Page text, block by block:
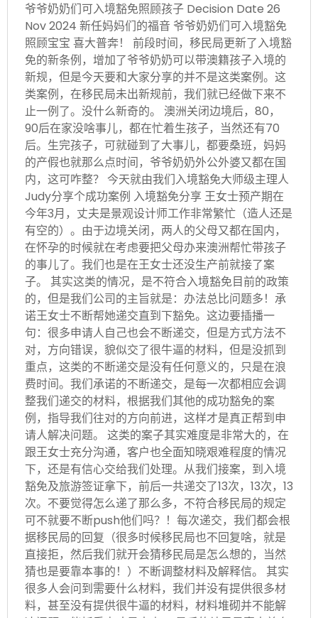
爷爷奶奶们可入境豁免照顾孩子 Decision Date 26
Nov 2024 新任妈妈们的福音 爷爷奶奶们可入境豁免
照顾宝宝 喜大普奔！ 前段时间，移民局更新了入境豁
免的新条例，增加了爷爷奶奶可以带澳籍孩子入境的
新规，但是今天要和大家分享的并不是这类案例。这
类案例，在移民局未出新规前，我们就已经做下来不
止一例了。没什么新奇的。 澳洲关闭边境后，80，
90后在家没啥事儿，都在忙着生孩子，当然还有70
后。生完孩子，可就碰到了大事儿，都要桑班，妈妈
的产假也就那么点时间，爷爷奶奶外公外婆又都在国
内，这可咋整？ 今天就由我们入境豁免大师级主理人
Judy分享个成功案例 入境豁免分享 王女士预产期在
今年3月，丈夫是景观设计师工作非常繁忙（造人还是
有空的）。由于边境关闭，两人的父母又都在国内，
在怀孕的时候就在考虑要把父母办来澳洲帮忙带孩子
的事儿了。我们也是在王女士还没生产前就接了案
子。 其实这类的情况，是不符合入境豁免目前的政策
的，但是我们公司的主旨就是：办法总比问题多！承
诺王女士不断帮她递交直到下豁免。这边要插播一
句：很多申请人自己也会不断递交，但是方式方法不
对，方向错误，貌似交了很牛逼的材料，但是没抓到
重点，这类的不断递交是没有任何意义的，只是在浪
费时间。我们承诺的不断递交，是每一次都相应会调
整我们递交的材料，根据我们其他的成功豁免的案
例，指导我们往对的方向前进，这样才是真正帮到申
请人解决问题。 这类的案子其实难度是非常大的，在
跟王女士充分沟通，客户也全面知晓艰难程度的情况
下，还是有信心交给我们处理。从我们接案，到入境
豁免及旅游签证拿下，前后一共递交了13次，13次，13
次。不要觉得怎么递了那么多，不符合移民局的规定
可不就要不断push他们吗？！每次递交，我们都会根
据移民局的回复（很多时候移民局也不回复啥，就是
直接拒，然后我们就开会猜移民局是怎么想的，当然
猜也是要靠本事的！）不断调整材料及解释信。 其实
很多人会问到需要什么材料，我们并没有提供很多材
料，甚至没有提供很牛逼的材料，材料堆砌并不能解